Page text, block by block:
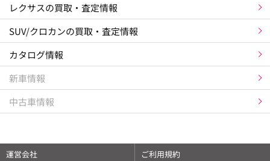
レクサスの買取・査定情報
SUV/クロカンの買取・査定情報
カタログ情報
新車情報
中古車情報
運営会社 ご利用規約